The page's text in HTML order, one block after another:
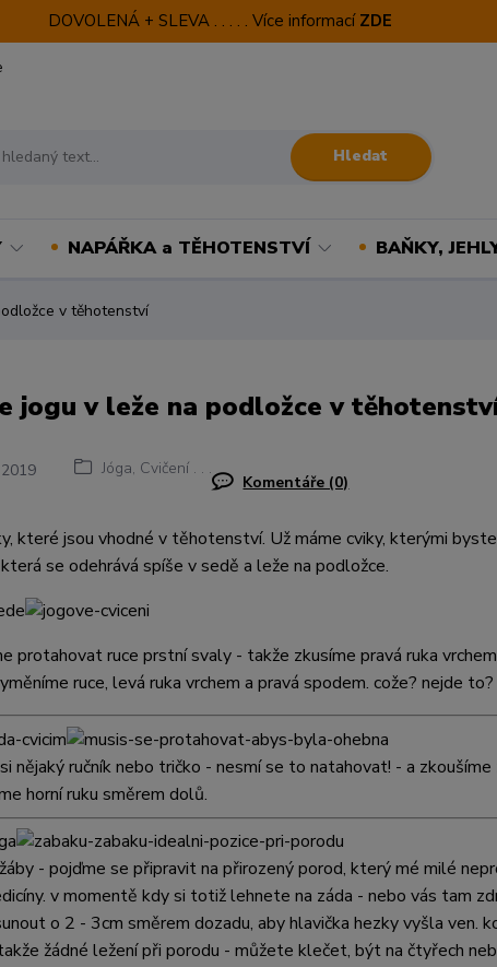
DOVOLENÁ + SLEVA . . . . . Více informací ZDE
Hledat
NAPÁŘKA a TĚHOTENSTVÍ BAŇKY,
v těhotenství
2019 Jóga, Cvičení . . .
Komentáře (0)
jogu v leže na podložce v
které jsou vhodné v těhotenství. Už máme cviky, kterými byste
se odehrává spíše v sedě a leže na podložce.
protahovat ruce prstní svaly - takže zkusíme pravá ruka
ruce, levá ruka vrchem a pravá spodem. cože? nejde
nějaký ručník nebo tričko - nesmí se to natahovat! - a
horní ruku směrem dolů.
- pojďme se připravit na přirozený porod, který mé milé
v momentě kdy si totiž lehnete na záda - nebo vás tam
o 2 - 3cm směrem dozadu, aby hlavička hezky vyšla
žádné leženípři porodu - můžete klečet, být na čtyřech